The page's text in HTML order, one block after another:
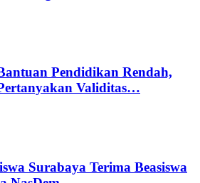
Pendidikan Rendah,
Validitas…
Surabaya Terima Beasiswa